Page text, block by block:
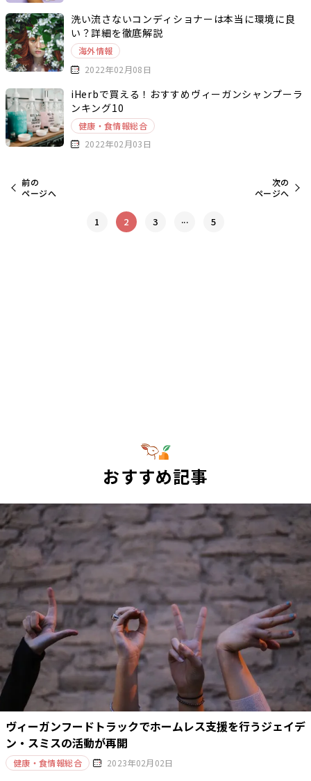
洗い流さないコンディショナーは本当に環境に良
い？詳細を徹底解説
海外情報
2022年02月08日
iHerbで買える！おすすめヴィーガンシャンプーラ
ンキング10
健康・食情報総合
2022年02月03日
前の
ページへ
1 2 3 ...
次の
ページへ
5
おすすめ記事
ヴィーガンフードトラックでホームレス支援を行うジェイデ
ン・スミスの活動が再開
健康・食情報総合 2023年02月02日